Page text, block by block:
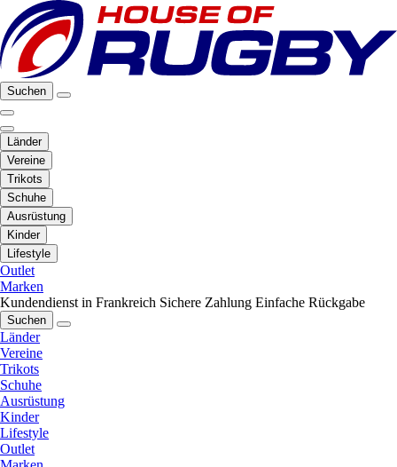
Suchen
Länder
Vereine
Trikots
Schuhe
Ausrüstung
Kinder
Lifestyle
Outlet
Marken
Kundendienst in Frankreich Sichere Zahlung Einfache Rückgabe
Suchen
Länder
Vereine
Trikots
Schuhe
Ausrüstung
Kinder
Lifestyle
Outlet